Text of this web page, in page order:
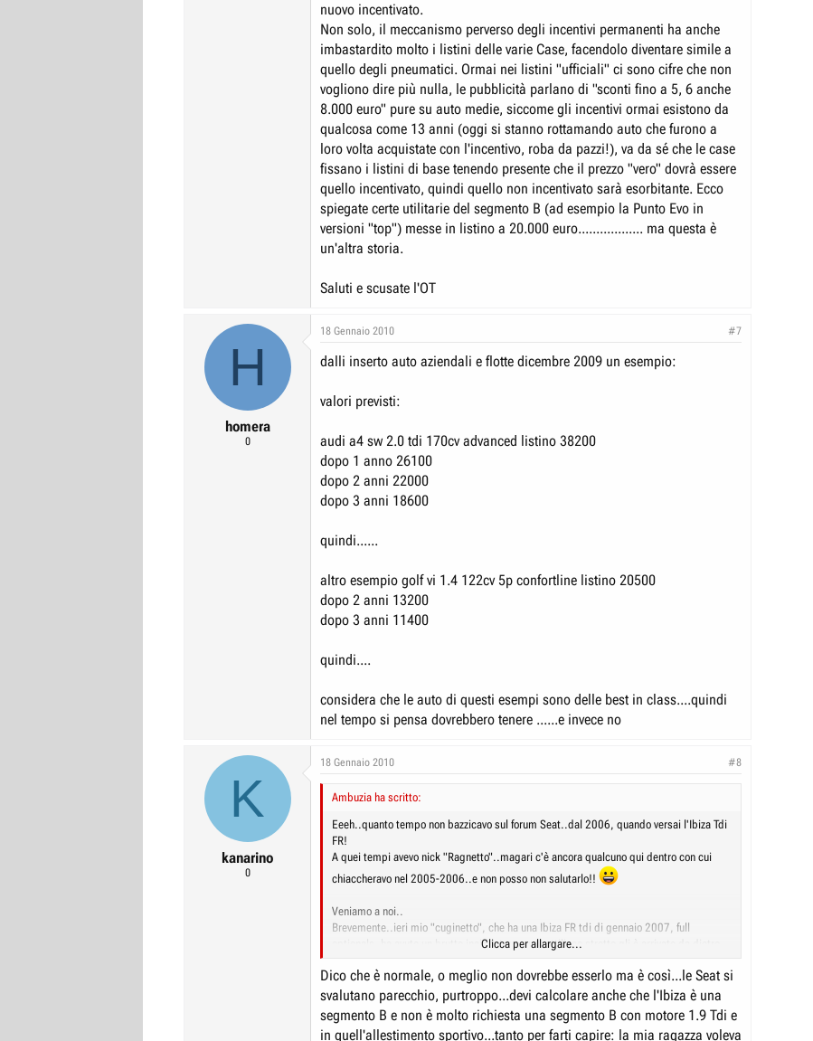
nuovo incentivato.
Non solo, il meccanismo perverso degli incentivi permanenti ha anche
imbastardito molto i listini delle varie Case, facendolo diventare simile a
quello degli pneumatici. Ormai nei listini "ufficiali" ci sono cifre che non
vogliono dire più nulla, le pubblicità parlano di "sconti fino a 5, 6 anche
8.000 euro" pure su auto medie, siccome gli incentivi ormai esistono da
qualcosa come 13 anni (oggi si stanno rottamando auto che furono a
loro volta acquistate con l'incentivo, roba da pazzi!), va da sé che le case
fissano i listini di base tenendo presente che il prezzo "vero" dovrà essere
quello incentivato, quindi quello non incentivato sarà esorbitante. Ecco
spiegate certe utilitarie del segmento B (ad esempio la Punto Evo in
versioni "top") messe in listino a 20.000 euro.................. ma questa è
un'altra storia.
Saluti e scusate l'OT
H
homera
0
18 Gennaio 2010 #7
dalli inserto auto aziendali e flotte dicembre 2009 un esempio:
valori previsti:
audi a4 sw 2.0 tdi 170cv advanced listino 38200
dopo 1 anno 26100
dopo 2 anni 22000
dopo 3 anni 18600
quindi......
altro esempio golf vi 1.4 122cv 5p confortline listino 20500
dopo 2 anni 13200
dopo 3 anni 11400
quindi....
considera che le auto di questi esempi sono delle best in class....quindi
nel tempo si pensa dovrebbero tenere ......e invece no
K
kanarino
0
18 Gennaio 2010 #8
Ambuzia ha scritto:
Eeeh..quanto tempo non bazzicavo sul forum Seat..dal 2006, quando versai l'Ibiza Tdi
FR!
A quei tempi avevo nick "Ragnetto"..magari c'è ancora qualcuno qui dentro con cui
chiaccheravo nel 2005-2006..e non posso non salutarlo!!
Veniamo a noi..
Brevemente..ieri mio "cuginetto", che ha una Ibiza FR tdi di gennaio 2007, full
optionals, ha avuto un brutto incidente: su un rettilineo stretto gli è arrivato da dietro
cuneta, dove ha capotato!
Non si sa per quale Grazia, non s'è fatto niente, ma la macchina è praticamente
distrutta!
A prima vista, molto approssimativamente, i "più esperti" preventivano sui 10.000
Clicca per allargare...
Dico che è normale, o meglio non dovrebbe esserlo ma è così...le Seat si
svalutano parecchio, purtroppo...devi calcolare anche che l'Ibiza è una
segmento B e non è molto richiesta una segmento B con motore 1.9 Tdi e
in quell'allestimento sportivo...tanto per farti capire: la mia ragazza voleva